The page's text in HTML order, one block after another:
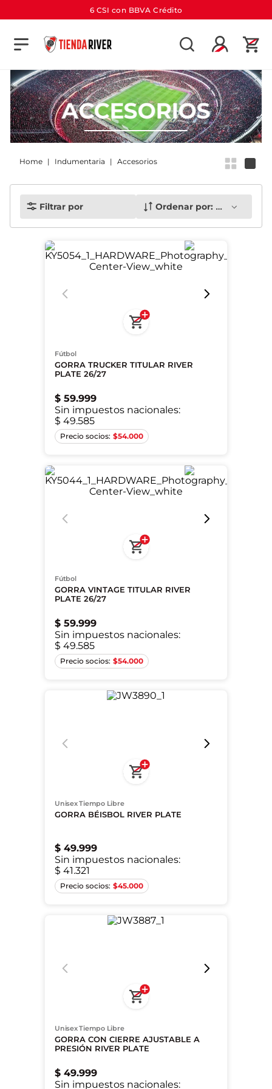
6 CSI con BBVA Crédito
ACCESORIOS
Indumentaria Accesorios
Filtrar por Ordenar por: Más
Fútbol
GORRA TRUCKER TITULAR RIVER
PLATE 26/27
$ 59.999
Sin impuestos nacionales:
$ 49.585
$54.000
Fútbol
GORRA VINTAGE TITULAR RIVER
PLATE 26/27
$ 59.999
Sin impuestos nacionales:
$ 49.585
$54.000
Unisex Tiempo Libre
GORRA BÉISBOL RIVER PLATE
$ 49.999
Sin impuestos nacionales:
$ 41.321
$45.000
Unisex Tiempo Libre
GORRA CON CIERRE AJUSTABLE A
PRESIÓN RIVER PLATE
$ 49.999
Sin impuestos nacionales:
TÉRMINOS MÁS BUSCADOS
1.
camiseta
2.
campera
3.
gorra
4.
short
buzo
bolso
river